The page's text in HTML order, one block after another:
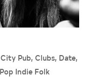
City Pub, Clubs, Date,
Pop Indie Folk